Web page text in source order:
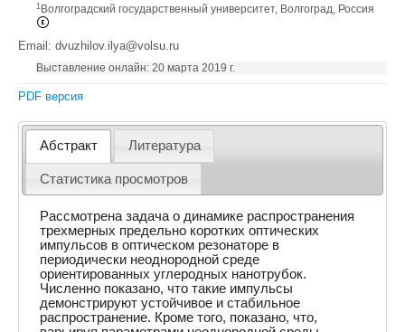
1 Волгоградский государственный университет, Волгоград, Россия
Email: dvuzhilov.ilya@volsu.ru
Выставление онлайн: 20 марта 2019 г.
PDF версия
Абстракт Литература
Статистика просмотров
Рассмотрена задача о динамике распространения
трехмерных предельно коротких оптических
импульсов в оптическом резонаторе в
периодически неоднородной среде
ориентированных углеродных нанотрубок.
Численно показано, что такие импульсы
демонстрируют устойчивое и стабильное
распространение. Кроме того, показано, что,